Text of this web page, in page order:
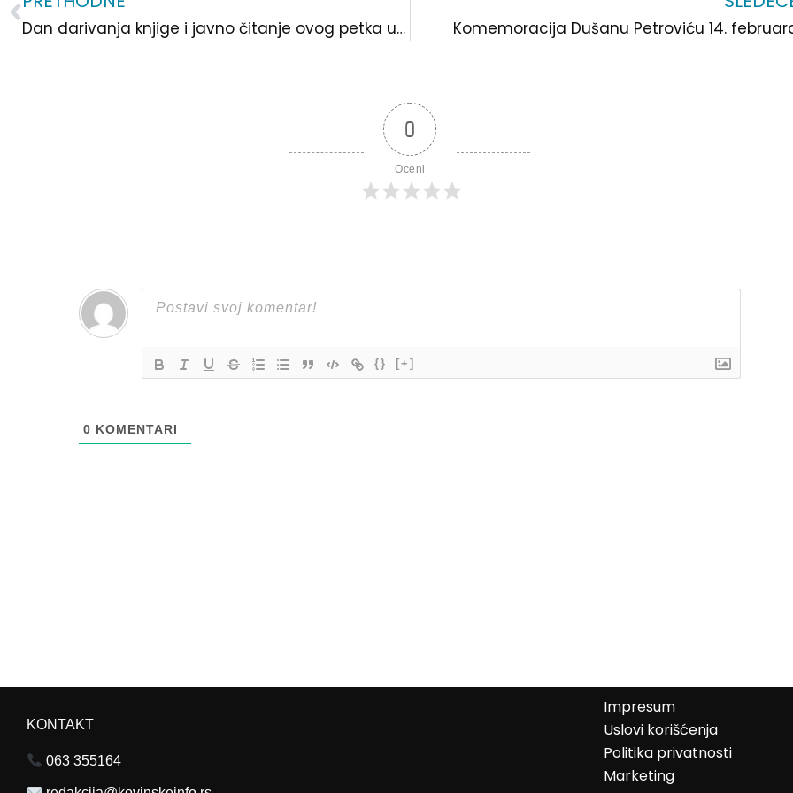
Prev
Dan darivanja knjige i javno čitanje ovog petka u biblioteci Komemoracija Dušanu Petroviću 14.
0
Oceni
{} [+]
0 KOMENTARI
KONTAKT
063 355164
Impresum
Uslovi korišćenja
Politika privatnosti
Marketing